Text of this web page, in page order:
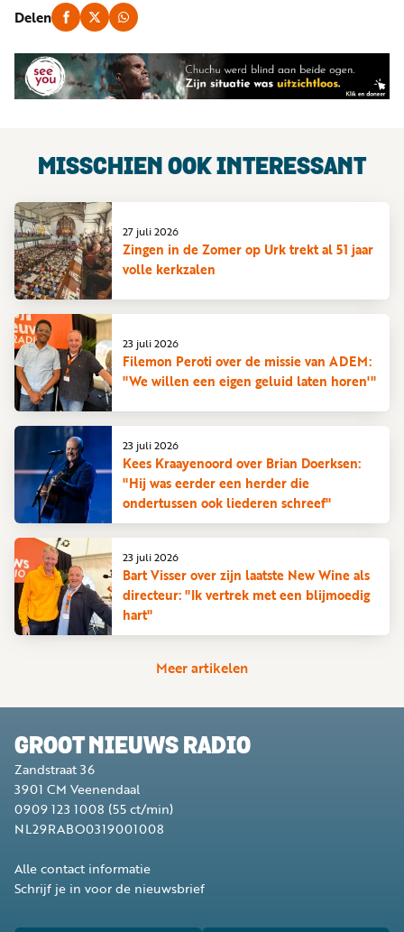
Delen
MISSCHIEN OOK INTERESSANT
Zingen in de Zomer op Urk trekt al 51 jaar
volle kerkzalen
27 juli 2026
Filemon Peroti over de missie van ADEM:
"We willen een eigen geluid laten horen'"
23 juli 2026
Kees Kraayenoord over Brian Doerksen:
"Hij was eerder een herder die
ondertussen ook liederen schreef"
23 juli 2026
Bart Visser over zijn laatste New Wine als
directeur: "Ik vertrek met een blijmoedig
hart"
23 juli 2026
Meer artikelen
GROOT NIEUWS RADIO
Zandstraat 36
3901 CM Veenendaal
0909 123 1008 (55 ct/min)
NL29RABO0319001008
Alle contact informatie
Schrijf je in voor de nieuwsbrief